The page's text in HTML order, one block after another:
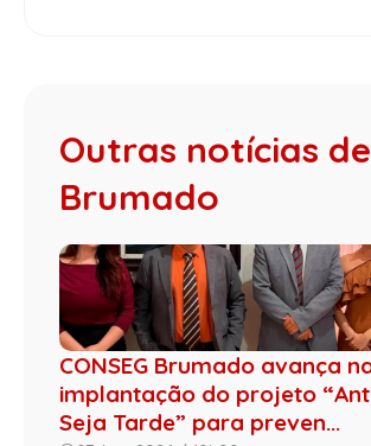
Outras notícias de
Brumado
CONSEG Brumado avança
implantação do projeto
Seja Tarde” para preven...